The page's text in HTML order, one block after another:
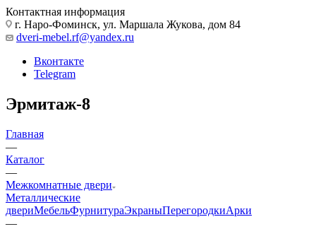
Контактная информация
г. Наро-Фоминск, ул. Маршала Жукова, дом 84
dveri-mebel.rf@yandex.ru
Вконтакте
Telegram
Эрмитаж-8
Главная
—
Каталог
—
Межкомнатные двери
Металлические
двериМебельФурнитураЭкраныПерегородкиАрки
—